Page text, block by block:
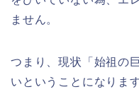
ません。
つまり、現状「始祖の
いということになります